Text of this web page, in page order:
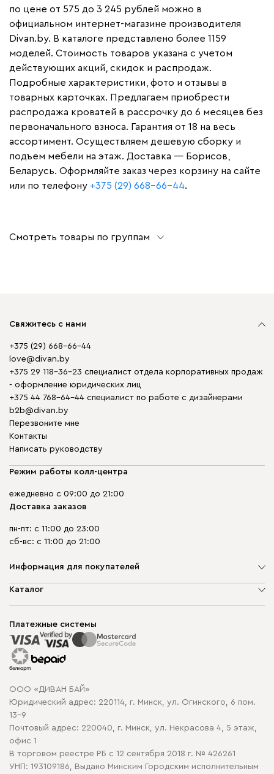
по цене от 575 до 3 245 рублей можно в
официальном интернет-магазине производителя
Divan.by. В каталоге представлено более 1159
моделей. Стоимость товаров указана с учетом
действующих акций, скидок и распродаж.
Подробные характеристики, фото и отзывы в
товарных карточках. Предлагаем приобрести
распродажа кроватей в рассрочку до 6 месяцев без
первоначального взноса. Гарантия от 18 на весь
ассортимент. Осуществляем дешевую сборку и
подъем мебели на этаж. Доставка — Борисов,
Беларусь. Оформляйте заказ через корзину на сайте
или по телефону +375 (29) 668-66-44.
Смотреть товары по группам
Свяжитесь с нами
+375 (29) 668-66-44
love@divan.by
+375 29 118-36-23 специалист отдела корпоративных продаж
- оформление юридических лиц
+375 44 768-64-44 специалист по работе с дизайнерами
b2b@divan.by
Перезвоните мне
Контакты
Написать руководству
Режим работы колл-центра
ежедневно с 09:00 до 21:00
Доставка заказов
пн-пт: с 11:00 до 23:00
сб-вс: с 11:00 до 21:00
Информация для покупателей
О компании
Способы оплаты
Рассрочка и кредит
Гарантия
Карта сайта
Политика конфиденциальности
Политика в отношении обработки cookie
Каталог
Корпусная мебель
Распродажа мебели
Платежные системы
ООО «ДИВАН БАЙ»
Юридический адрес: 220114, г. Минск, ул. Огинского, 6 пом.
13-9
Почтовый адрес: 220040, г. Минск, ул. Некрасова 4, 5 этаж,
офис 1
В торговом реестре РБ с 12 сентября 2018 г. № 426261
УНП: 193109186, Выдано Минским Городским исполнительным